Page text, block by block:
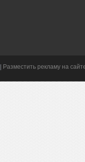
Разместить рекламу на